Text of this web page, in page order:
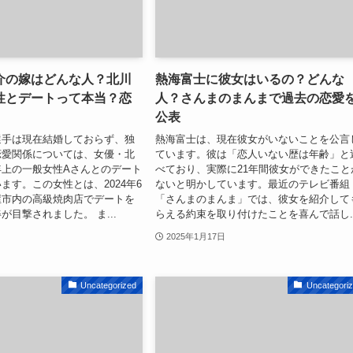
嫁はどんな人？北川
とデートって本当？恋
は現在結婚しておらず、独
関係については、女優・北
の一般女性Aさんとのデート
す。この女性とは、2024年6
内の高級焼肉店でデートを
目撃されました。 ま...
熱海富士に彼女はいるの？どんな
人？さんまのまんまで過去の恋愛
公表
熱海富士は、現在彼女がいないことを公言
ています。彼は「恋人いない歴は年齢」と
べており、実際に21年間彼女ができたこと
ないと明かしています。最近のテレビ番組
「さんまのまんま」では、彼女を紹介して
らえる約束を取り付けたことを喜んで話し
2025年1月17日
Uncategorized